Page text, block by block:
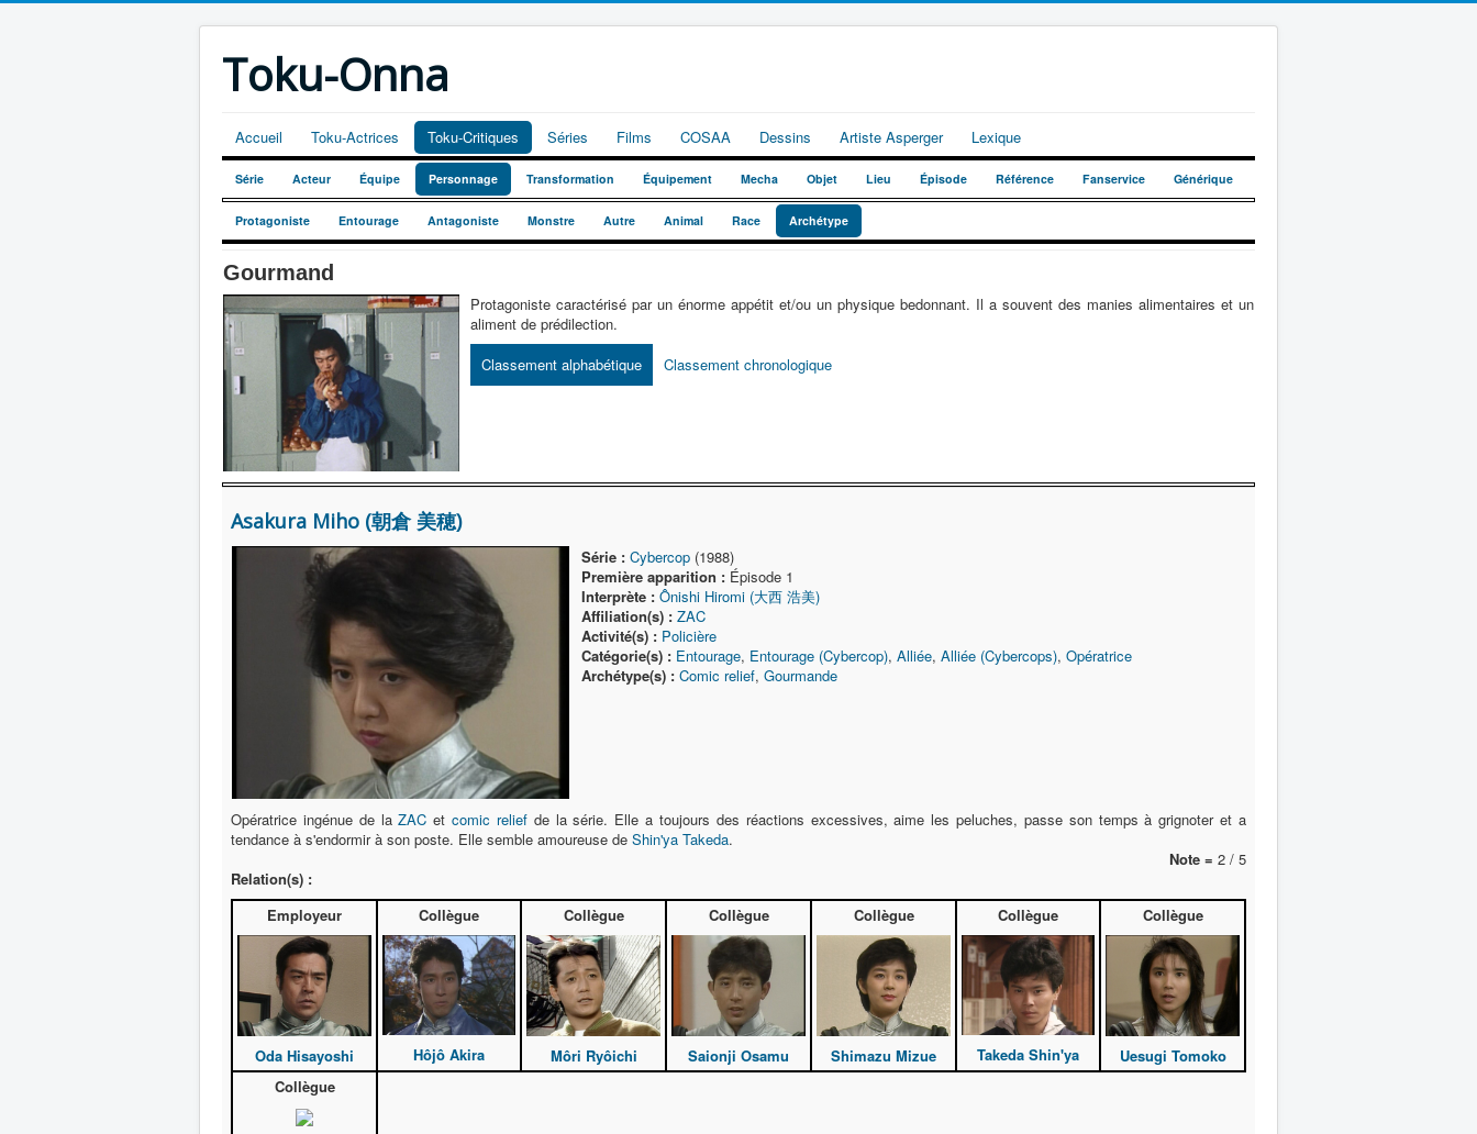
Toku-Onna
Accueil Toku-Actrices Toku-Critiques Séries Films COSAA Dessins Artiste Asperger Lexique
Série Acteur Équipe Personnage Transformation Équipement Mecha Objet Lieu Épisode Référence Fanservice Générique
Protagoniste Entourage Antagoniste Monstre Autre Animal Race Archétype
Gourmand
Protagoniste caractérisé par un énorme appétit et/ou un physique bedonnant. Il a souvent des manies alimentaires et un
aliment de prédilection.
Classement alphabétique
Classement chronologique
Asakura Miho (朝倉 美穂)
Série : Cybercop (1988)
Première apparition : Épisode 1
Interprète : Ônishi Hiromi (大西 浩美)
Affiliation(s) : ZAC
Activité(s) : Policière
Catégorie(s) : Entourage, Entourage (Cybercop),Alliée,Alliée (Cybercops),Opératrice
Archétype(s) : Comic relief,Gourmande
Opératrice ingénue de laZAC etcomic reliefde la série. Elle a toujours des réactions excessives, aime les peluches, passe son temps à grignoter et a
tendance à s'endormir à son poste. Elle semble amoureuse de Shin'ya Takeda.
Note = 2 / 5
Relation(s) :
Employeur
Oda Hisayoshi
Collègue
Hôjô Akira
Collègue
Môri Ryôichi
Collègue
Saionji Osamu
Collègue
Shimazu Mizue
Collègue
Takeda Shin'ya
Collègue
Uesugi Tomoko
Collègue